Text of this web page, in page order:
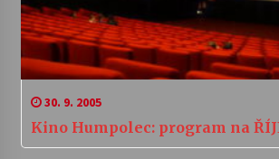
30. 9. 2005
Kino Humpolec: program na